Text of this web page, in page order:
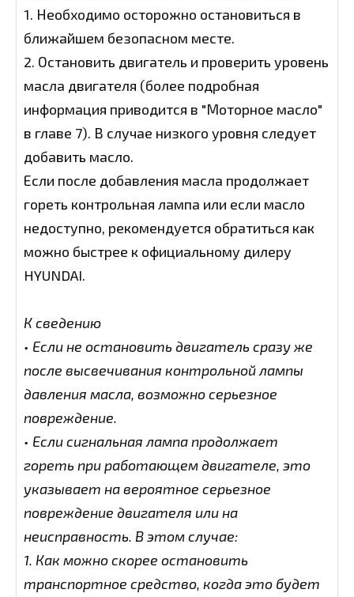
1. Необходимо осторожно остановиться в
ближайшем безопасном месте.
2. Остановить двигатель и проверить уровень
масла двигателя (более подробная
информация приводится в "Моторное масло"
в главе 7). В случае низкого уровня следует
добавить масло.
Если после добавления масла продолжает
гореть контрольная лампа или если масло
недоступно, рекомендуется обратиться как
можно быстрее к официальному дилеру
HYUNDAI.
К сведению
• Если не остановить двигатель сразу же
после высвечивания контрольной лампы
давления масла, возможно серьезное
повреждение.
• Если сигнальная лампа продолжает
гореть при работающем двигателе, это
указывает на вероятное серьезное
повреждение двигателя или на
неисправность. В этом случае:
1. Как можно скорее остановить
транспортное средство, когда это будет